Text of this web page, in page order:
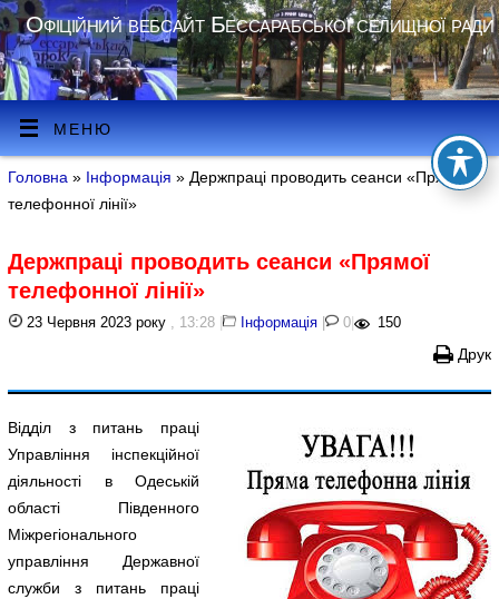
Офіційний вебсайт Бессарабської селищної ради
МЕНЮ
Головна » Інформація » Держпраці проводить сеанси «Прямої
телефонної лінії»
Держпраці проводить сеанси «Прямої
телефонної лінії»
23 Червня 2023 року , 13:28 | Інформація | 0 | 150
Друк
Відділ з питань праці
Управління інспекційної
діяльності в Одеській
області Південного
Міжрегіонального
управління Державної
служби з питань праці